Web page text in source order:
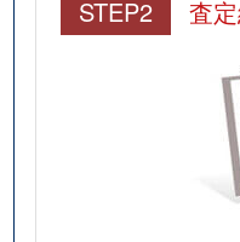
STEP2 査